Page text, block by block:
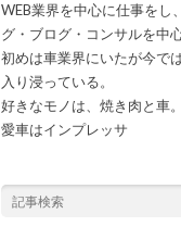
WEB業界を中心に仕事をし
グ・ブログ・コンサルを中
初めは車業界にいたが今で
入り浸っている。
好きなモノは、焼き肉と車。
愛車はインプレッサ